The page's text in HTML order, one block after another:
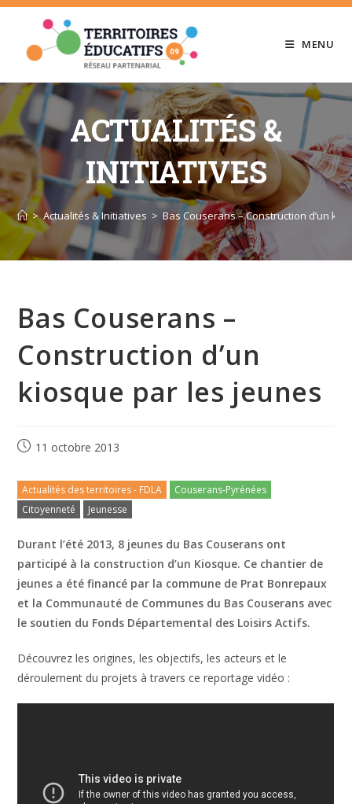
Skip
content
MENU
ACTUALITÉS &
INITIATIVES
> Actualités & Initiatives > Bas Couserans – Construction d’un
Bas Couserans –
Construction d’un
kiosque par les jeunes
11 octobre 2013
Actualités des territoires - FDLA
Couserans-Pyrénées
Citoyenneté
Jeunesse
Durant l’été 2013, 8 jeunes du Bas Couserans ont
participé à la construction d’un Kiosque. Ce chantier de
jeunes a été financé par la commune de Prat Bonrepaux
et la Communauté de Communes du Bas Couserans avec
le soutien du Fonds Départemental des Loisirs Actifs.
Découvrez les origines, les objectifs, les acteurs et le
déroulement du projets à travers ce reportage vidéo :